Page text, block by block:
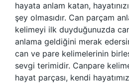
hayata anlam katan,
şey olmasıdır. Can parçam
kelimeyi ilk duyduğunuzda
anlama geldiğini merak
can ve pare kelimelerinin
sevgi terimidir. Canpare
hayat parçası, kendi